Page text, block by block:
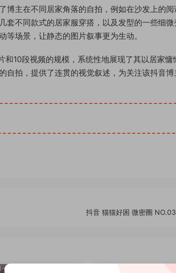
博主在不同居家角落的自拍，例如在沙发上的阅
套不同款式的居家服穿搭，以及发型的一些细
场景，让静态的图片叙事更为生动。
10段视频的规模，系统性地展现了其以居家慵
自拍，提供了连贯的视觉叙述，为关注该抖音
抖音 猫猫好困 微密圈